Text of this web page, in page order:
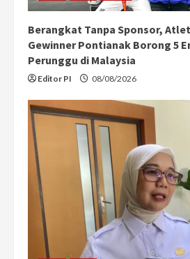
Berangkat Tanpa Sponsor,
Gewinner Pontianak Borong 5
Perunggu di Malaysia
Editor PI 08/08/2026